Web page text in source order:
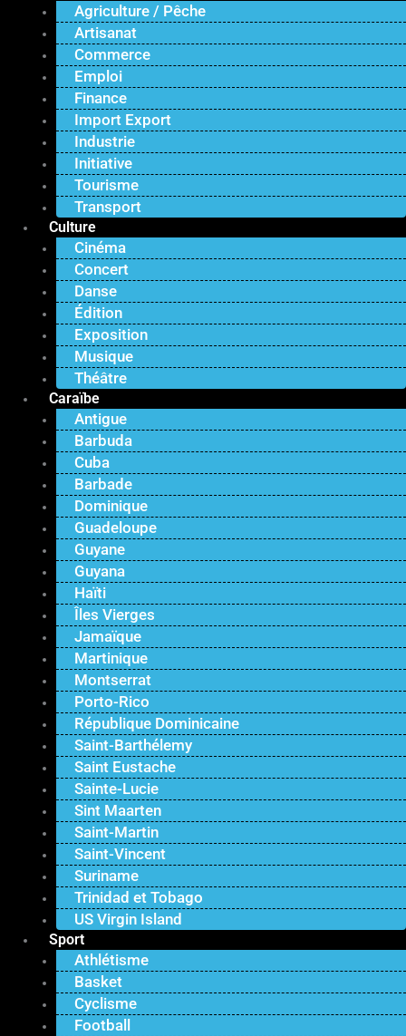
Agriculture / Pêche
Artisanat
Commerce
Emploi
Finance
Import Export
Industrie
Initiative
Tourisme
Transport
Culture
Cinéma
Concert
Danse
Édition
Exposition
Musique
Théâtre
Caraïbe
Antigue
Barbuda
Cuba
Barbade
Dominique
Guadeloupe
Guyane
Guyana
Haïti
Îles Vierges
Jamaïque
Martinique
Montserrat
Porto-Rico
République Dominicaine
Saint-Barthélemy
Saint Eustache
Sainte-Lucie
Sint Maarten
Saint-Martin
Saint-Vincent
Suriname
Trinidad et Tobago
US Virgin Island
Sport
Athlétisme
Basket
Cyclisme
Football